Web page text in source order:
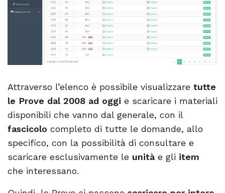
Attraverso l’elenco è possibile visualizzare tutte
le Prove dal 2008 ad oggi e scaricare i materiali
disponibili che vanno dal generale, con il
fascicolo completo di tutte le domande, allo
specifico, con la possibilità di consultare e
scaricare esclusivamente le unitàe gli item
che interessano.